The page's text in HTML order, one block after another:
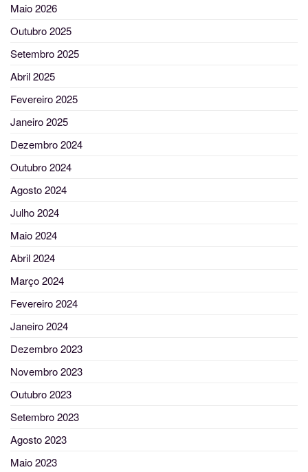
Maio 2026
Outubro 2025
Setembro 2025
Abril 2025
Fevereiro 2025
Janeiro 2025
Dezembro 2024
Outubro 2024
Agosto 2024
Julho 2024
Maio 2024
Abril 2024
Março 2024
Fevereiro 2024
Janeiro 2024
Dezembro 2023
Novembro 2023
Outubro 2023
Setembro 2023
Agosto 2023
Maio 2023